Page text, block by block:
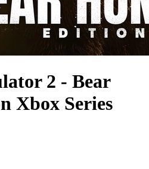
2 - Bear
Xbox Series